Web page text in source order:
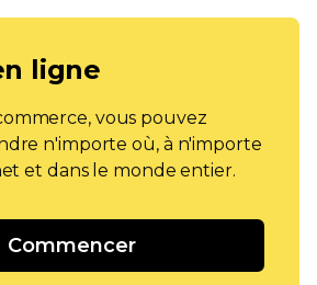
ligne
vous pouvez
n'importe où, à n'importe
et dans le monde entier.
Commencer